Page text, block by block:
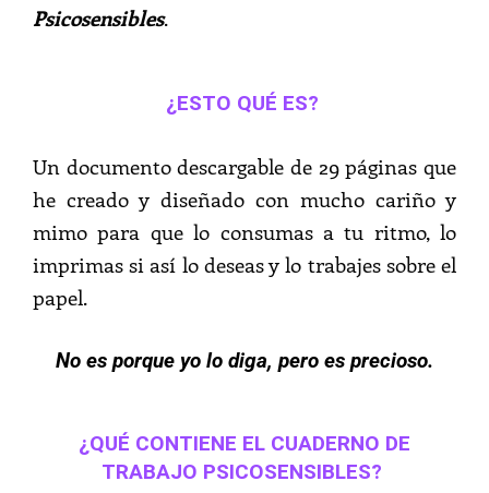
Psicosensibles.
¿ESTO QUÉ ES?
Un documento descargable de 29 páginas que
he creado y diseñado con mucho cariño y
mimo para que lo consumas a tu ritmo, lo
imprimas si así lo deseas y lo trabajes sobre el
papel.
No es porque yo lo diga, pero es precioso.
¿QUÉ CONTIENE EL CUADERNO DE
TRABAJO PSICOSENSIBLES?